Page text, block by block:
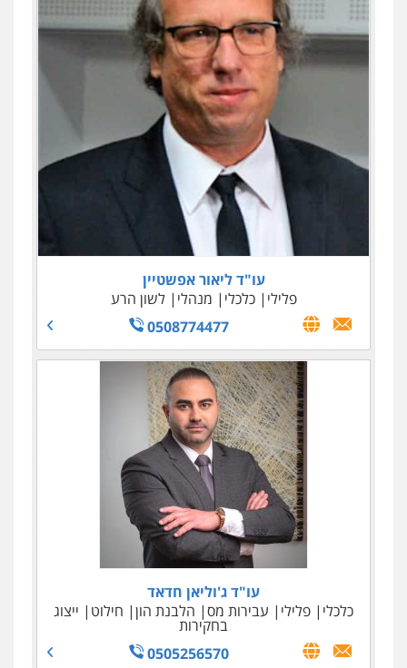
עו"ד ליאור אפשטיין
פלילי
כלכלי מנהלי
לשון הרע
0508774477
עו"ד ג'וליאן חדאד
כלכלי
פלילי עבירות מס הלבנת הון חילוט ייצוג
בחקירות
0505256570
עו"ד שילה ענבר
כלכלי מיסים הלבנת הון
0506216097
עו"ד שאדי סרוג'י
פלילי
תעבורה צבאי
עורכי דין לענייני אסירים
0525450255